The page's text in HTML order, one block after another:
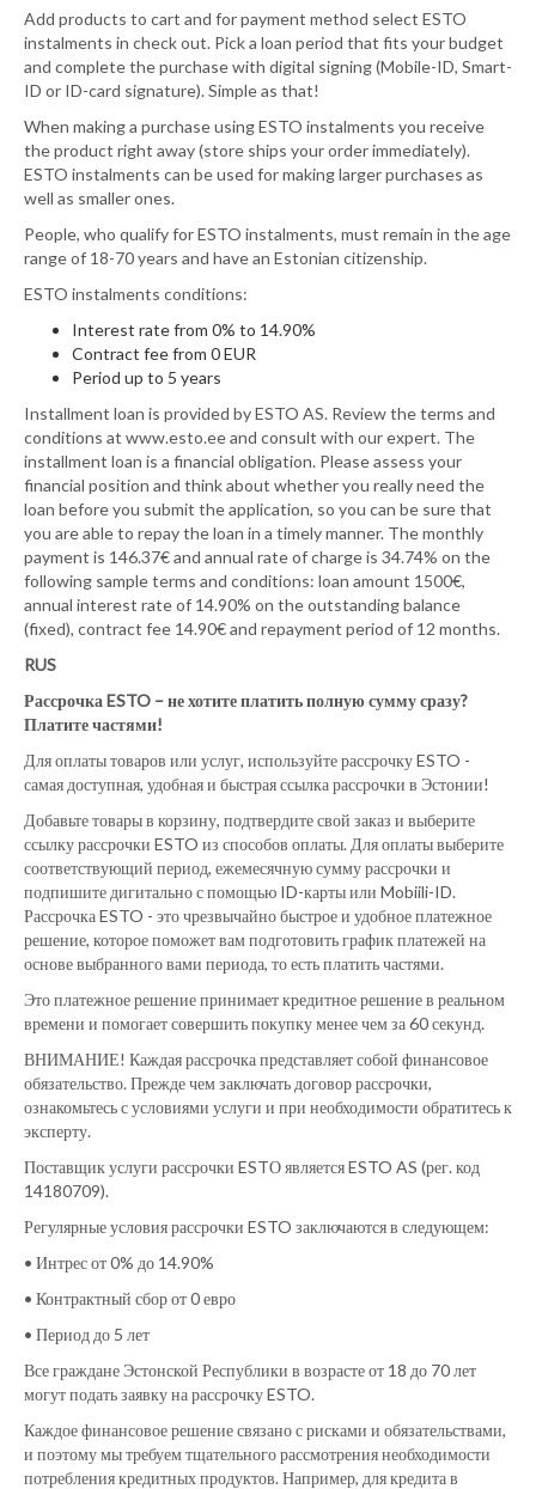
Add products to cart and for payment method select ESTO
instalments in check out. Pick a loan period that fits your budget
and complete the purchase with digital signing (Mobile-ID, Smart-
ID or ID-card signature). Simple as that!
When making a purchase using ESTO instalments you receive
the product right away (store ships your order immediately).
ESTO instalments can be used for making larger purchases as
well as smaller ones.
People, who qualify for ESTO instalments, must remain in the age
range of 18-70 years and have an Estonian citizenship.
ESTO instalments conditions:
Interest rate from 0% to 14.90%
Contract fee from 0 EUR
Period up to 5 years
Installment loan is provided by ESTO AS. Review the terms and
conditions at www.esto.ee and consult with our expert. The
installment loan is a financial obligation. Please assess your
financial position and think about whether you really need the
loan before you submit the application, so you can be sure that
you are able to repay the loan in a timely manner. The monthly
payment is 146.37€ and annual rate of charge is 34.74% on the
following sample terms and conditions: loan amount 1500€,
annual interest rate of 14.90% on the outstanding balance
(fixed), contract fee 14.90€ and repayment period of 12 months.
RUS
Рассрочка ESTO – не хотите платить полную сумму сразу?
Платите частями!
Для оплаты товаров или услуг, используйте рассрочку ESTO -
самая доступная, удобная и быстрая ссылка рассрочки в Эстонии!
Добавьте товары в корзину, подтвердите свой заказ и выберите
ссылку рассрочки ESTO из способов оплаты. Для оплаты выберите
соответствующий период, ежемесячную сумму рассрочки и
подпишите дигитально с помощью ID-карты или Mobiili-ID.
Рассрочка ESTO - это чрезвычайно быстрое и удобное платежное
решение, которое поможет вам подготовить график платежей на
основе выбранного вами периода, то есть платить частями.
Это платежное решение принимает кредитное решение в реальном
времени и помогает совершить покупку менее чем за 60 секунд.
ВНИМАНИЕ! Каждая рассрочка представляет собой финансовое
обязательство. Прежде чем заключать договор рассрочки,
ознакомьтесь с условиями услуги и при необходимости обратитесь к
эксперту.
Поставщик услуги рассрочки ESTО является ESTO AS (рег. код
14180709).
Регулярные условия рассрочки ESTO заключаются в следующем:
• Интрес от 0% до 14.90%
• Контрактный сбор от 0 евро
• Период до 5 лет
Все граждане Эстонской Республики в возрасте от 18 до 70 лет
могут подать заявку на рассрочку ESTO.
Каждое финансовое решение связано с рисками и обязательствами,
и поэтому мы требуем тщательного рассмотрения необходимости
потребления кредитных продуктов. Например, для кредита в